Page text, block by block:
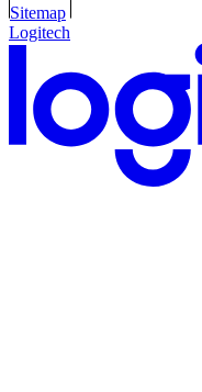
Sitemap
Logitech